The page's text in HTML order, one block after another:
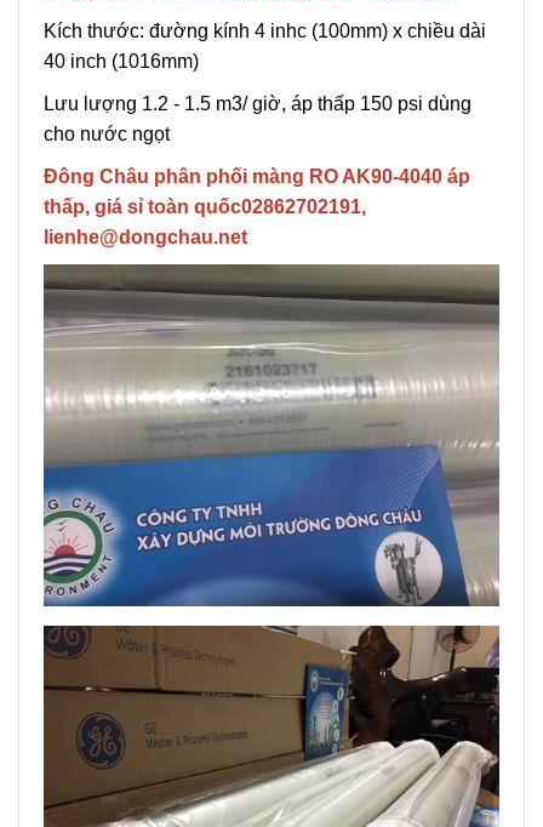
Kích thước: đường kính 4 inhc (100mm) x chiều dài
40 inch (1016mm)
Lưu lượng 1.2 - 1.5 m3/ giờ, áp thấp 150 psi dùng
cho nước ngọt
Đông Châu phân phối màng RO AK90-4040 áp
thấp, giá sỉ toàn quốc02862702191,
lienhe@dongchau.net